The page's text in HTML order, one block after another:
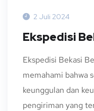
2 Juli 2024
Ekspedisi
Ekspedisi Bekasi
memahami bahwa
keunggulan dan
pengiriman yang